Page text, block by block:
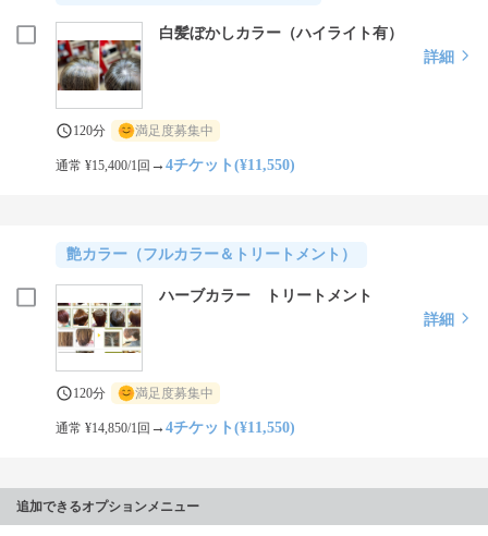
白髪ぼかしカラー（ハイライト有）
詳細
120分 満足度募集中
通常 ¥15,400/1回 →4チケット(¥11,550)
艶カラー（フルカラー＆トリートメント）
ハーブカラー トリートメント
詳細
120分 満足度募集中
通常 ¥14,850/1回 →4チケット(¥11,550)
追加できるオプションメニュー